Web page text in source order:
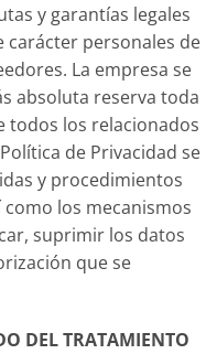
y garantías legales
personales de
La empresa se
absoluta reserva toda
todos los relacionados
de Privacidad se
y procedimientos
los mecanismos
suprimir los datos
que se
DEL TRATAMIENTO